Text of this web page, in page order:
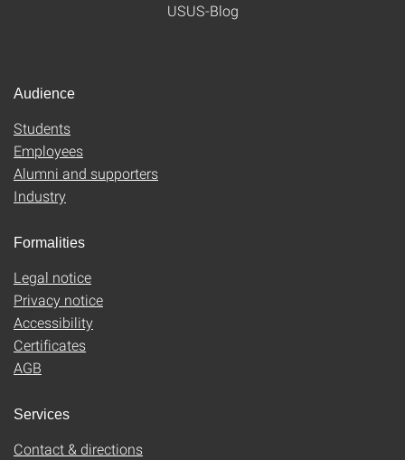
USUS-Blog
Audience
Students
Employees
Alumni and supporters
Industry
Formalities
Legal notice
Privacy notice
Accessibility
Certificates
AGB
Services
Contact & directions